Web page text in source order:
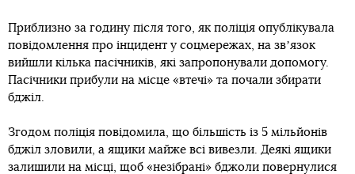
Приблизно за годину після того, як поліція опублікувала
повідомлення про інцидент у соцмережах, на звʼязок
вийшли кілька пасічників, які запропонували допомогу.
Пасічники прибули на місце «втечі» та почали збирати
бджіл.
Згодом поліція повідомила, що більшість із 5 мільйонів
бджіл зловили, а ящики майже всі вивезли. Деякі ящики
залишили на місці, щоб «незібрані» бджоли повернулися